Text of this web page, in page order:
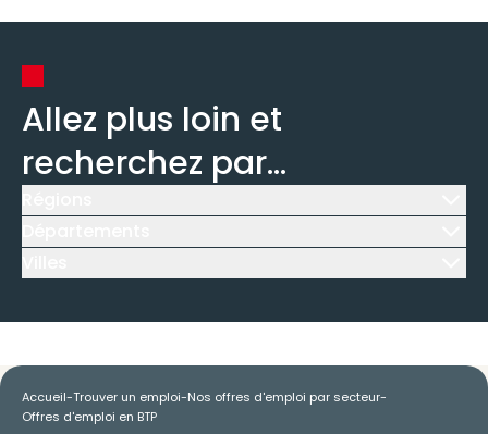
Allez plus loin et
recherchez par...
Accueil-Trouver un emploi-Nos offres d'emploi par secteur-
Offres d'emploi en BTP